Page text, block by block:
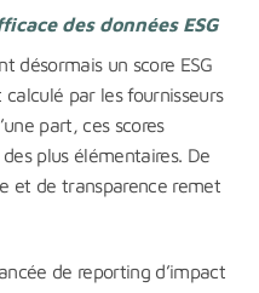
des données ESG
désormais un score ESG
par les fournisseurs
part, ces scores
plus élémentaires. De
et de transparence remet
de reporting d’impact